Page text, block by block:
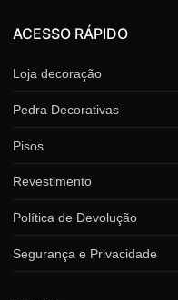
ACESSO RÁPIDO
Loja decoração
Pedra Decorativas
Pisos
Revestimento
Política de Devolução
Segurança e Privacidade